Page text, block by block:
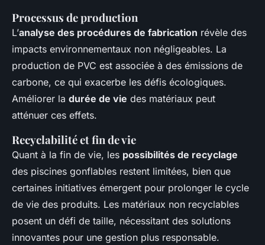
Processus de production
L’analyse des procédures de fabrication révèle des
impacts environnementaux non négligeables. La
production de PVC est associée à des émissions de
carbone, ce qui exacerbe les défis écologiques.
Améliorer la durée de vie des matériaux peut
atténuer ces effets.
Recyclabilité et fin de vie
Quant à la fin de vie, les possibilités de recyclage
des piscines gonflables restent limitées, bien que
certaines initiatives émergent pour prolonger le cycle
de vie des produits. Les matériaux non recyclables
posent un défi de taille, nécessitant des solutions
innovantes pour une gestion plus responsable.